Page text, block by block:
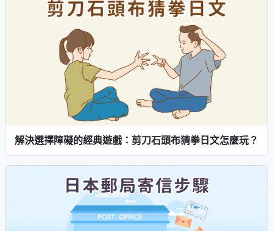
解決選擇障礙的經典遊戲：剪刀石頭布猜拳日文怎麼玩？